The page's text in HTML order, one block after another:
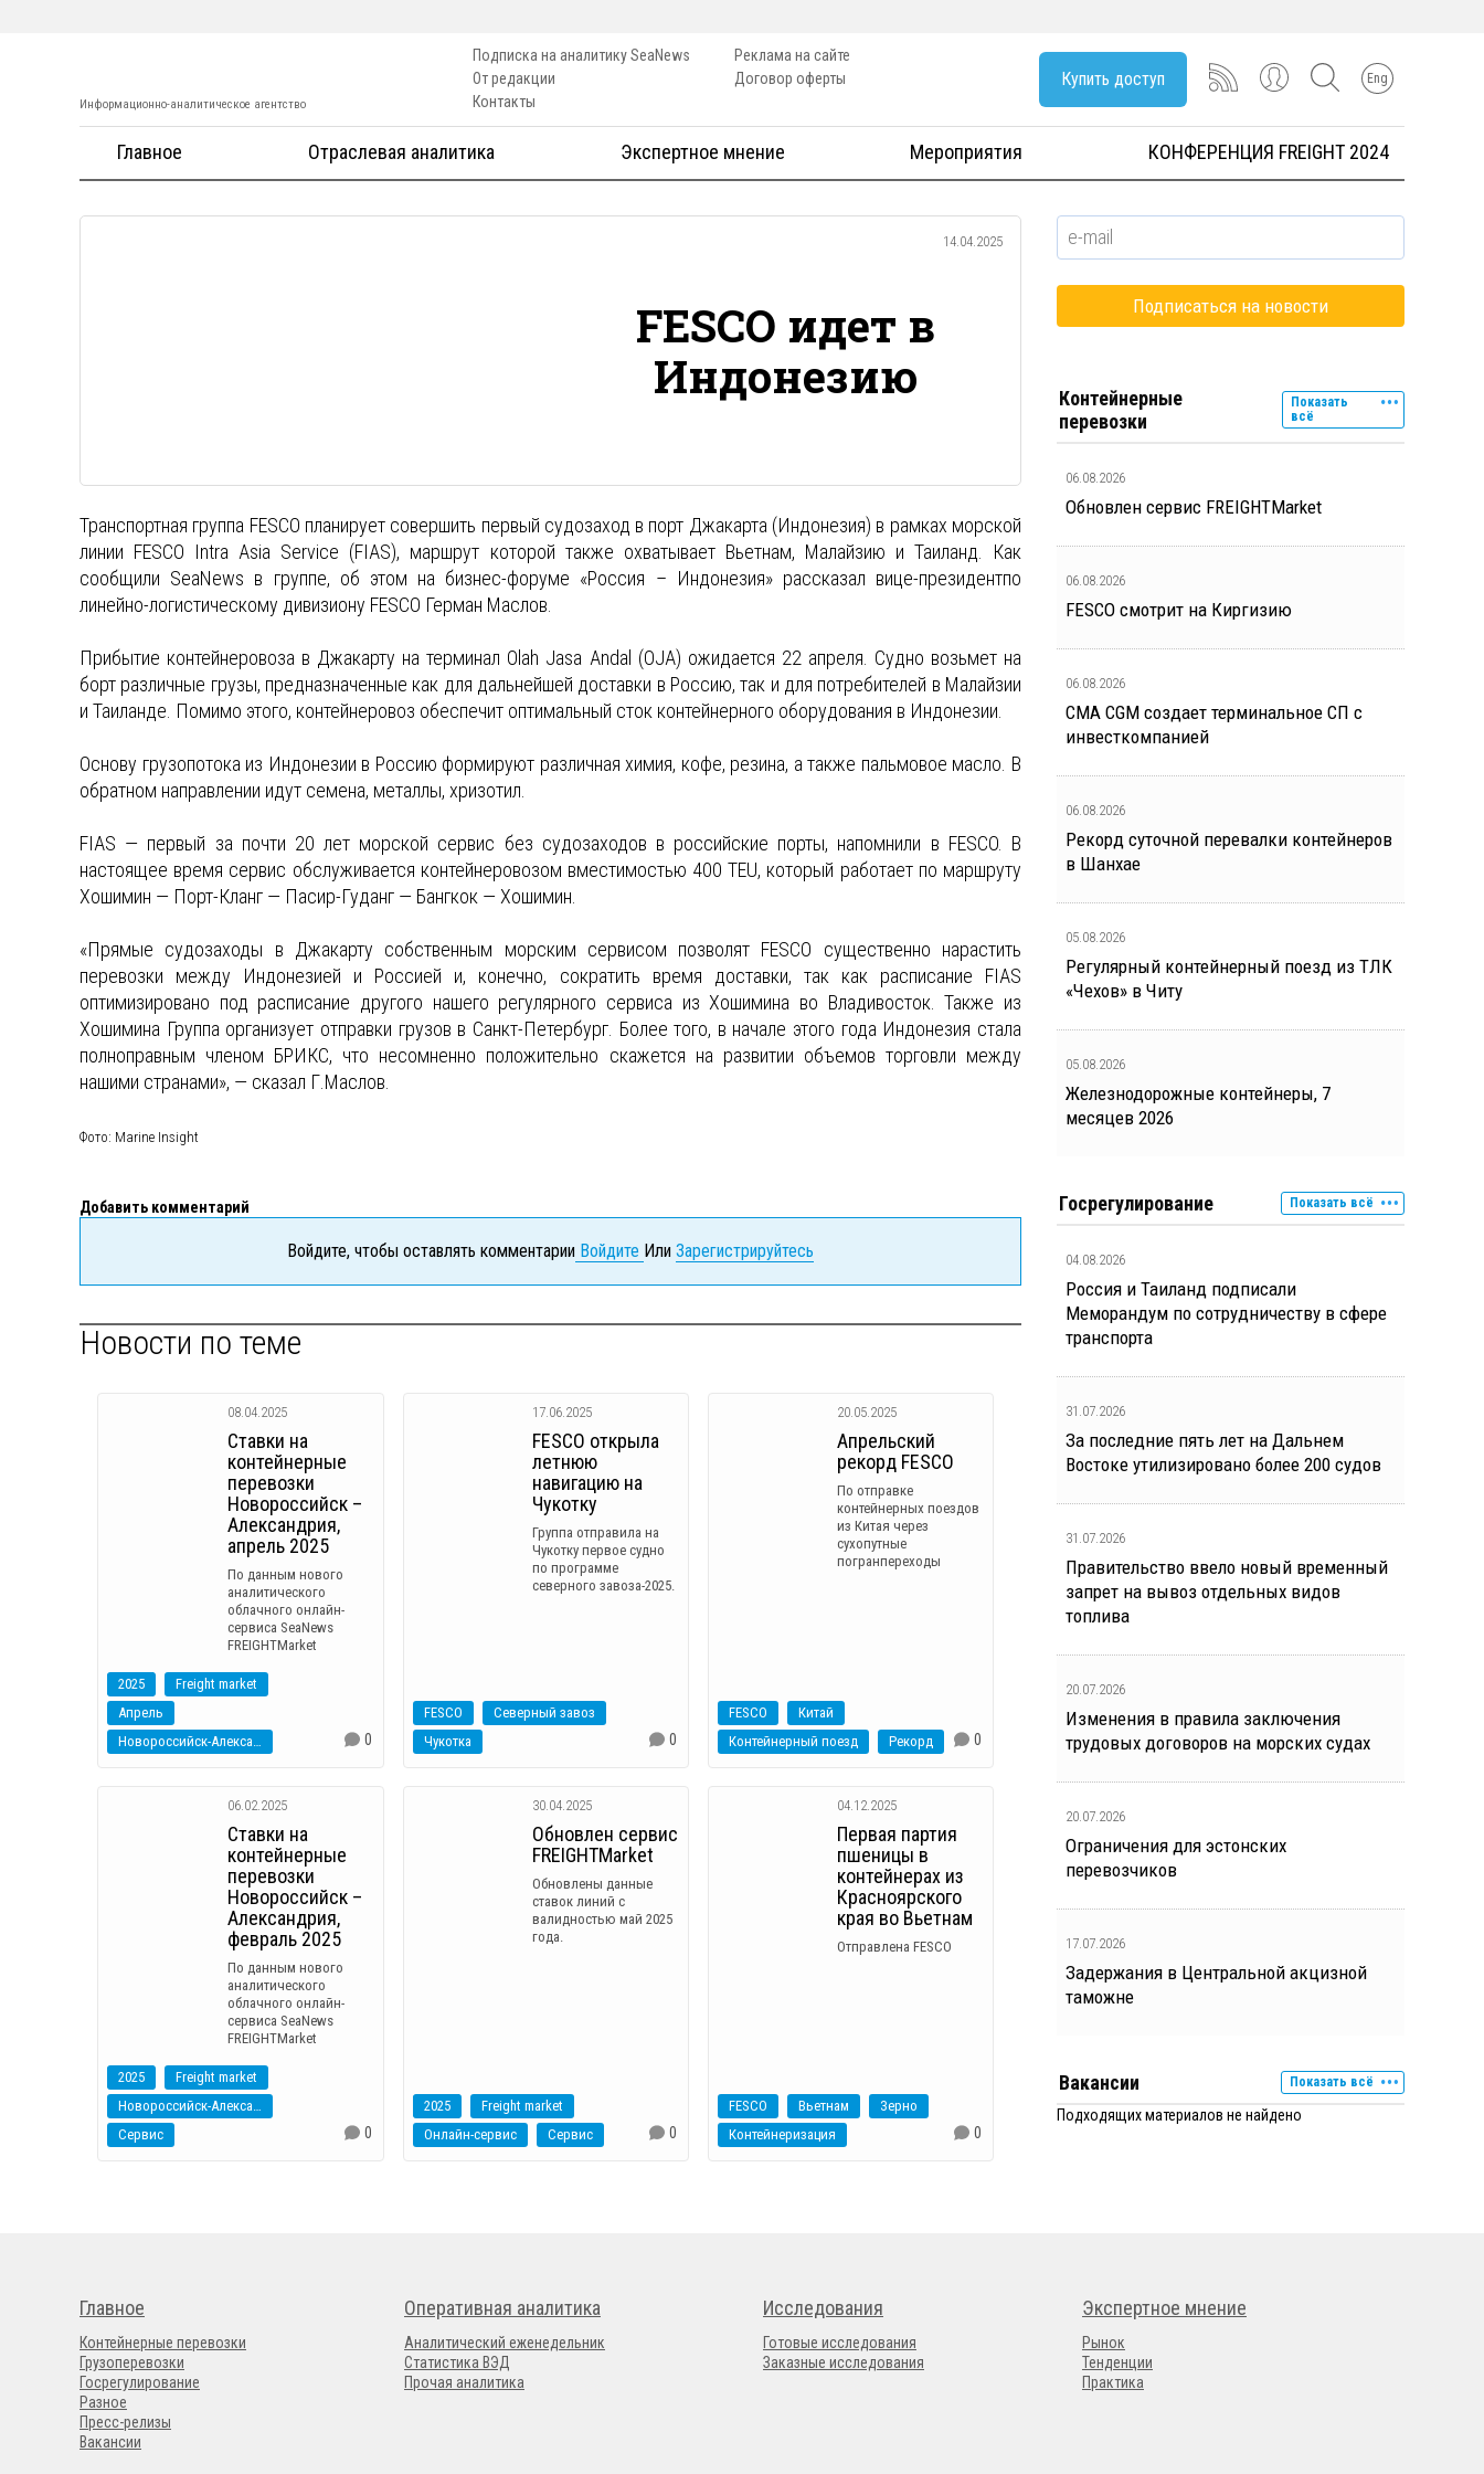
Информационно-аналитическое агентство
Подписка на аналитику SeaNews
От редакции
Контакты
Реклама на сайте
Договор оферты
Купить доступ Eng
Главное Отраслевая аналитика Экспертное мнение Мероприятия КОНФЕРЕНЦИЯ FREIGHT 2024
14.04.2025
FESCO идет в
Индонезию
Транспортная группа FESCO планирует совершить первый судозаход в порт Джакарта (Индонезия) в рамках морской
линии FESCO Intra Asia Service (FIAS), маршрут которой также охватывает Вьетнам, Малайзию и Таиланд. Как
сообщили SeaNews в группе, об этом на бизнес-форуме «Россия – Индонезия» рассказал вице-президентпо
линейно-логистическому дивизиону FESCO Герман Маслов.
Прибытие контейнеровоза в Джакарту на терминал Olah Jasa Andal (OJA) ожидается 22 апреля. Судно возьмет на
борт различные грузы, предназначенные как для дальнейшей доставки в Россию, так и для потребителей в Малайзии
и Таиланде. Помимо этого, контейнеровоз обеспечит оптимальный сток контейнерного оборудования в Индонезии.
Основу грузопотока из Индонезии в Россию формируют различная химия, кофе, резина, а также пальмовое масло. В
обратном направлении идут семена, металлы, хризотил.
FIAS — первый за почти 20 лет морской сервис без судозаходов в российские порты, напомнили в FESCO. В
настоящее время сервис обслуживается контейнеровозом вместимостью 400 TEU, который работает по маршруту
Хошимин — Порт-Кланг — Пасир-Гуданг — Бангкок — Хошимин.
«Прямые судозаходы в Джакарту собственным морским сервисом позволят FESCO существенно нарастить
перевозки между Индонезией и Россией и, конечно, сократить время доставки, так как расписание FIAS
оптимизировано под расписание другого нашего регулярного сервиса из Хошимина во Владивосток. Также из
Хошимина Группа организует отправки грузов в Санкт-Петербург. Более того, в начале этого года Индонезия стала
полноправным членом БРИКС, что несомненно положительно скажется на развитии объемов торговли между
нашими странами», — сказал Г.Маслов.
Фото: Marine Insight
Добавить комментарий
Войдите, чтобы оставлять комментарии Войдите Или Зарегистрируйтесь
Новости по теме
08.04.2025
Ставки на
контейнерные
перевозки
Новороссийск –
Александрия,
апрель 2025
По данным нового
аналитического
облачного онлайн-
сервиса SeaNews
FREIGHTMarket
2025
Freight market
Апрель
0
17.06.2025
FESCO открыла
летнюю
навигацию на
Чукотку
Группа отправила на
Чукотку первое судно
по программе
северного завоза-2025.
FESCO
Северный завоз
Чукотка
0
20.05.2025
Апрельский
рекорд FESCO
По отправке
контейнерных поездов
из Китая через
сухопутные
погранпереходы
FESCO
Китай
Контейнерный поезд
Рекорд 0
06.02.2025
Ставки на
контейнерные
перевозки
Новороссийск –
Александрия,
февраль 2025
По данным нового
аналитического
облачного онлайн-
сервиса SeaNews
FREIGHTMarket
2025
Freight market
Новороссийск-Александрия
Сервис
0
30.04.2025
Обновлен сервис
FREIGHTMarket
Обновлены данные
ставок линий c
валидностью май 2025
года.
2025
Freight market
Онлайн-сервис
Сервис 0
04.12.2025
Первая партия
пшеницы в
контейнерах из
Красноярского
края во Вьетнам
Отправлена FESCO
FESCO Вьетнам
Зерно
Контейнеризация
0
Контейнерные
перевозки
Показать
всё
06.08.2026
Обновлен сервис FREIGHTMarket
06.08.2026
FESCO смотрит на Киргизию
06.08.2026
CMA CGM создает терминальное СП с
инвесткомпанией
06.08.2026
Рекорд суточной перевалки контейнеров
в Шанхае
05.08.2026
Регулярный контейнерный поезд из ТЛК
«Чехов» в Читу
05.08.2026
Железнодорожные контейнеры, 7
месяцев 2026
Госрегулирование Показать всё
04.08.2026
Россия и Таиланд подписали
Меморандум по сотрудничеству в сфере
транспорта
31.07.2026
За последние пять лет на Дальнем
Востоке утилизировано более 200 судов
31.07.2026
Правительство ввело новый временный
запрет на вывоз отдельных видов
топлива
20.07.2026
Изменения в правила заключения
трудовых договоров на морских судах
20.07.2026
Ограничения для эстонских
перевозчиков
17.07.2026
Задержания в Центральной акцизной
таможне
Вакансии Показать всё
Подходящих материалов не найдено
Главное
Контейнерные перевозки
Грузоперевозки
Госрегулирование
Разное
Пресс-релизы
Вакансии
Оперативная аналитика
Аналитический еженедельник
Статистика ВЭД
Прочая аналитика
Исследования
Готовые исследования
Заказные исследования
Экспертное мнение
Рынок
Тенденции
Практика